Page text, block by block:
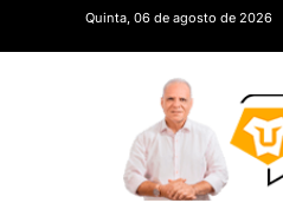
Quinta, 06 de agosto de 2026